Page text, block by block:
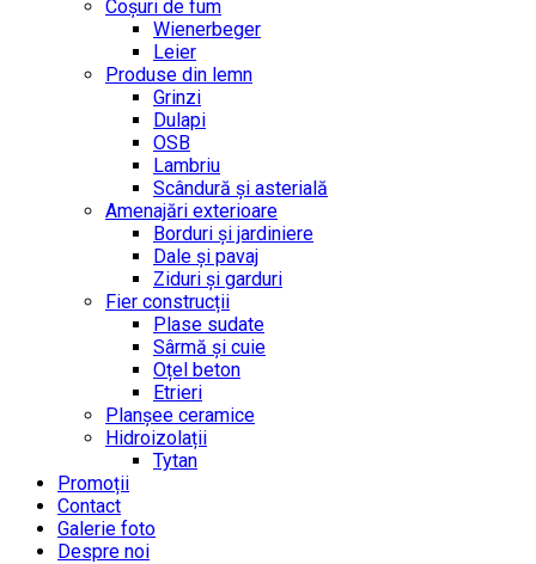
Coșuri de fum
Wienerbeger
Leier
Produse din lemn
Grinzi
Dulapi
OSB
Lambriu
Scândură și asterială
Amenajări exterioare
Borduri și jardiniere
Dale și pavaj
Ziduri și garduri
Fier construcții
Plase sudate
Sârmă şi cuie
Oțel beton
Etrieri
Planșee ceramice
Hidroizolații
Tytan
Promoții
Contact
Galerie foto
Despre noi